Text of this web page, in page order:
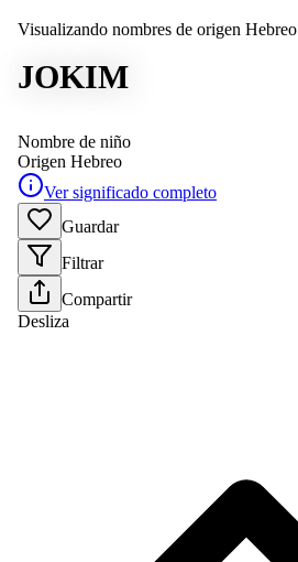
Visualizando nombres de origen Hebreo
JOKIM
Nombre de niño
Origen Hebreo
Ver significado completo
Guardar
Filtrar
Compartir
Desliza